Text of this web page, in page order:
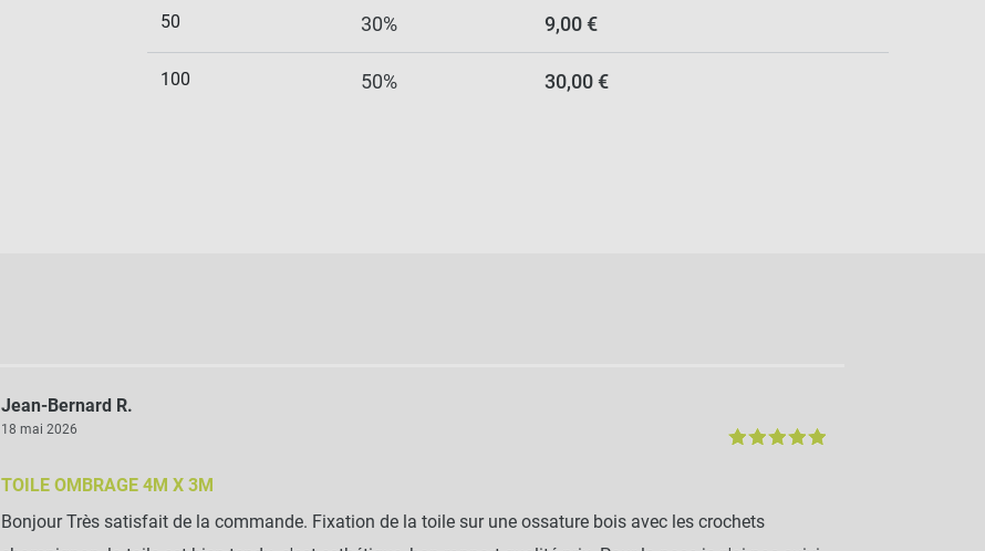
50 30% 9,00 €
100 50% 30,00 €
Jean-Bernard R.
18 mai 2026
TOILE OMBRAGE 4M X 3M
Bonjour Très satisfait de la commande. Fixation de la toile sur une ossature bois avec les crochets